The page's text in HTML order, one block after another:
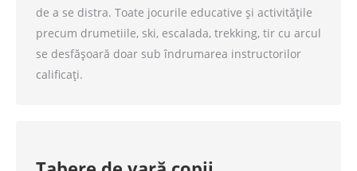
de a se distra. Toate jocurile educative și activitățile
precum drumetiile, ski, escalada, trekking, tir cu arcul
se desfășoară doar sub îndrumarea instructorilor
calificați.